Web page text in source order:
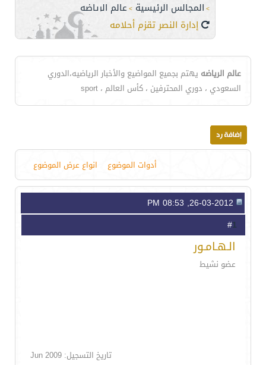
> المجالس الرئيسية > عالم الرياضه
إدارة النصر تقزم أحلامه
عالم الرياضه يهتم بجميع المواضيع والأخبار الرياضيه،الدوري
السعودي ، دوري المحترفين ، كأس العالم ، sport
أدوات الموضوع انواع عرض الموضوع
1
الـهـامـور
عضو نشيط
تاريخ التسجيل: Jun 2009